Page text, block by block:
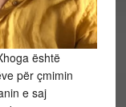
është
për çmimin
e saj